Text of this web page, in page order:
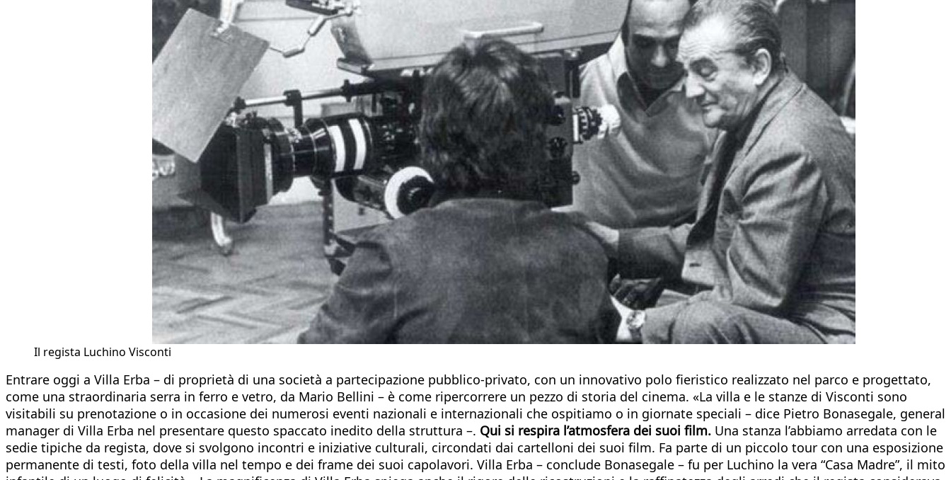
Il regista Luchino Visconti
Entrare oggi a Villa Erba – di proprietà di una società a partecipazione pubblico-privato, con un innovativo polo fieristico realizzato nel parco e progettato,
come una straordinaria serra in ferro e vetro, da Mario Bellini – è come ripercorrere un pezzo di storia del cinema. «La villa e le stanze di Visconti sono
visitabili su prenotazione o in occasione dei numerosi eventi nazionali e internazionali che ospitiamo o in giornate speciali – dice Pietro Bonasegale, general
manager di Villa Erba nel presentare questo spaccato inedito della struttura –. Qui si respira l’atmosfera dei suoi film. Una stanza l’abbiamo arredata con le
sedie tipiche da regista, dove si svolgono incontri e iniziative culturali, circondati dai cartelloni dei suoi film. Fa parte di un piccolo tour con una esposizione
permanente di testi, foto della villa nel tempo e dei frame dei suoi capolavori. Villa Erba – conclude Bonasegale – fu per Luchino la vera “Casa Madre”, il mito